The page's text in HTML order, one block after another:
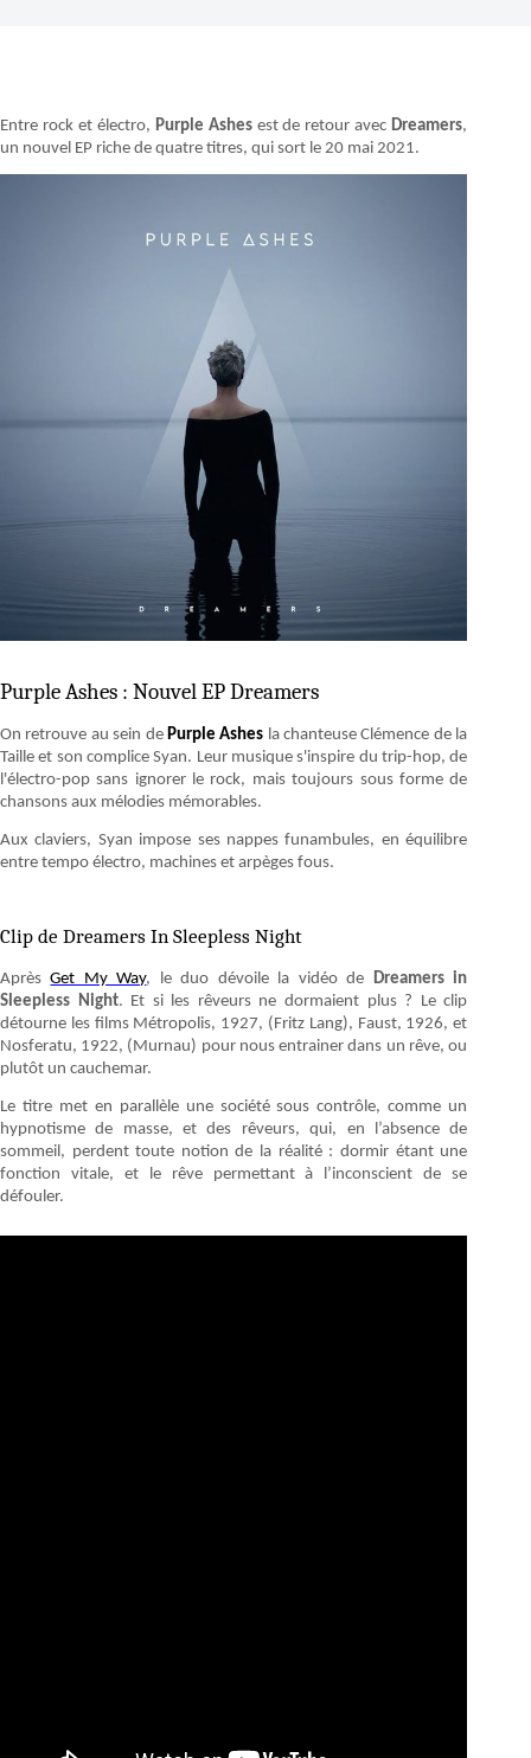
Entre rock et électro, Purple Ashesest de retour avecDreamers,
un nouvel EP riche de quatre titres, qui sort le 20 mai 2021.
Purple Ashes : Nouvel EP Dreamers
On retrouve au sein de Purple Ashes la chanteuse Clémence de la
Taille et son complice Syan. Leur musique s'inspire du trip-hop, de
l'électro-pop sans ignorer le rock, mais toujours sous forme de
chansons aux mélodies mémorables.
Aux claviers, Syan impose ses nappes funambules, en équilibre
entre tempo électro, machines et arpèges fous.
Clip de Dreamers In Sleepless Night
AprèsGet My Way, le duo dévoile la vidéo de
Dreamers in
Sleepless Night. Et si les rêveurs ne dormaient plus ? Le clip
détourne les films Métropolis, 1927, (Fritz Lang), Faust, 1926, et
Nosferatu, 1922, (Murnau) pour nous entrainer dans un rêve, ou
plutôt un cauchemar.
Le titre met en parallèle une société sous contrôle, comme un
hypnotisme de masse, et des rêveurs, qui, en l’absence de
sommeil, perdent toute notion de la réalité : dormir étant une
fonction vitale, et le rêve permettant à l’inconscient de se
défouler.